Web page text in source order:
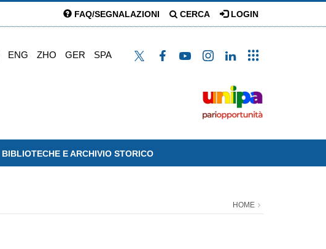
FAQ/SEGNALAZIONI CERCA LOGIN
ENG ZHO GER SPA
BIBLIOTECHE E ARCHIVIO STORICO
HOME